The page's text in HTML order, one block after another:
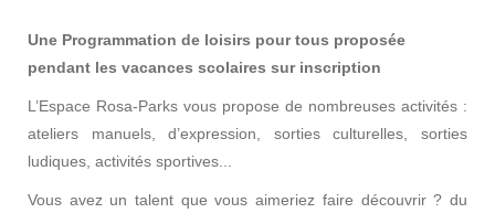
Une Programmation de loisirs pour tous proposée
pendant les vacances scolaires sur inscription
L’Espace Rosa-Parks vous propose de nombreuses activités :
ateliers manuels, d’expression, sorties culturelles, sorties
ludiques, activités sportives...
Vous avez un talent que vous aimeriez faire découvrir ? du